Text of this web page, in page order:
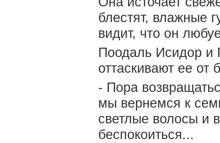
блестят, влажные
видит, что он
Поодаль Исидор и
оттаскивают ее от
- Пора
мы вернемся к
светлые волосы и
беспокоиться...